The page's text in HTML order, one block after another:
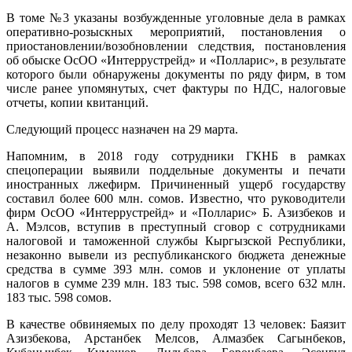
В томе №3 указаны возбужденные уголовные дела в рамках
оперативно-розыскных мероприятий, постановления о
приостановлении/возобновлении следствия, постановления
об обыске ОсОО «Интеррустрейд» и «Полларис», в результате
которого были обнаружены документы по ряду фирм, в том
числе ранее упомянутых, счет фактуры по НДС, налоговые
отчеты, копии квитанций.
Следующий процесс назначен на 29 марта.
Напомним, в 2018 году сотрудники ГКНБ в рамках
спецоперации выявили поддельные документы и печати
иностранных лжефирм. Причиненный ущерб государству
составил более 600 млн. сомов. Известно, что руководители
фирм ОсОО «Интеррустрейд» и «Полларис» Б. Азизбеков и
А. Мэлсов, вступив в преступный сговор с сотрудниками
налоговой и таможенной службы Кыргызской Республики,
незаконно вывели из республиканского бюджета денежные
средства в сумме 393 млн. сомов и уклонение от уплаты
налогов в сумме 239 млн. 183 тыс. 598 сомов, всего 632 млн.
183 тыс. 598 сомов.
В качестве обвиняемых по делу проходят 13 человек: Баязит
Азизбекова, Арстанбек Мелсов, Алмазбек Сагынбеков,